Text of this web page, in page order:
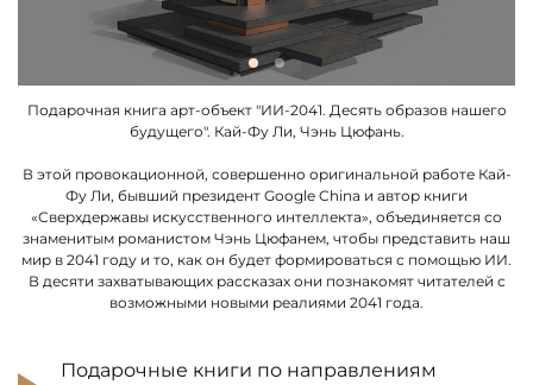
Подарочные книги по направлениям
Подарочная книга арт-объект "ИИ-2041. Десять образов нашего
будущего". Кай-Фу Ли, Чэнь Цюфань.
В этой провокационной, совершенно оригинальной работе Кай-
Фу Ли, бывший президент Google China и автор книги
«Сверхдержавы искусственного интеллекта», объединяется со
знаменитым романистом Чэнь Цюфанем, чтобы представить наш
мир в 2041 году и то, как он будет формироваться с помощью ИИ.
В десяти захватывающих рассказах они познакомят читателей с
возможными новыми реалиями 2041 года.